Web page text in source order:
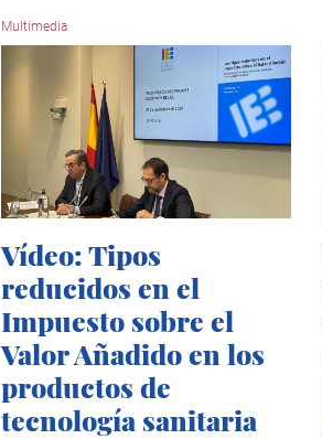
Multimedia
Vídeo: Tipos
reducidos en el
Impuesto sobre el
Valor Añadido en los
productos de
tecnología sanitaria